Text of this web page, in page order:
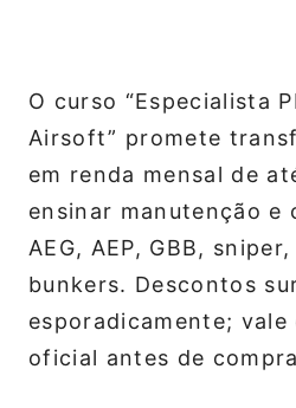
O curso “Especialista
Airsoft” promete
em renda mensal de
ensinar manutenção e
AEG, AEP, GBB,
bunkers. Descontos
esporadicamente;
oficial antes de